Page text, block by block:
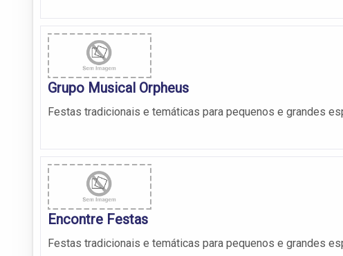
Grupo Musical Orpheus
Festas tradicionais e temáticas para pequenos e grandes
Encontre Festas
Festas tradicionais e temáticas para pequenos e grandes